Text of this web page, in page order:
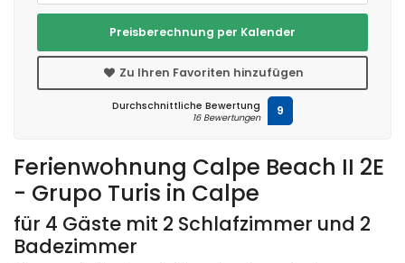
Ferienwohnung Calpe Beach II 2E
- Grupo Turis in Calpe
für 4 Gäste mit 2 Schlafzimmer und 2
Badezimmer
Preisberechnung per Kalender
Zu Ihren Favoriten hinzufügen
Durchschnittliche Bewertung
16 Bewertungen 9